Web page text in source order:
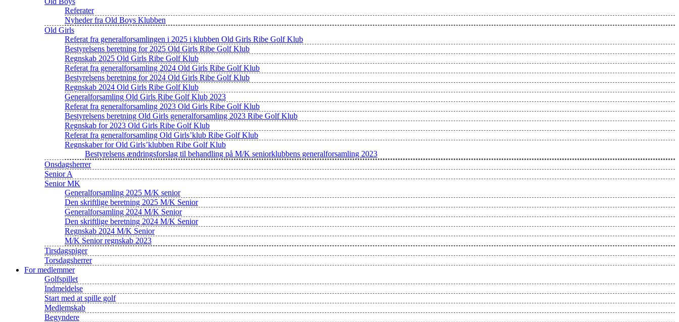
Referater
Nyheder fra Old Boys Klubben
Old Girls
Referat fra generalforsamlingen i 2025 i klubben Old Girls Ribe Golf Klub
Bestyrelsens beretning for 2025 Old Girls Ribe Golf Klub
Regnskab 2025 Old Girls Ribe Golf Klub
Referat fra generalforsamling 2024 Old Girls Ribe Golf Klub
Bestyrelsens beretning for 2024 Old Girls Ribe Golf Klub
Regnskab 2024 Old Girls Ribe Golf Klub
Generalforsamling Old Girls Ribe Golf Klub 2023
Referat fra generalforsamling 2023 Old Girls Ribe Golf Klub
Bestyrelsens beretning Old Girls generalforsamling 2023 Ribe Golf Klub
Regnskab for 2023 Old Girls Ribe Golf Klub
Referat fra generalforsamling Old Girls’klub Ribe Golf Klub
Regnskaber for Old Girls’klubben Ribe Golf Klub
Bestyrelsens ændringsforslag til behandling på M/K seniorklubbens generalforsamling 2023
Onsdagsherrer
Senior A
Senior MK
Generalforsamling 2025 M/K senior
Den skriftlige beretning 2025 M/K Senior
Generalforsamling 2024 M/K Senior
Den skriftlige beretning 2024 M/K Senior
Regnskab 2024 M/K Senior
M/K Senior regnskab 2023
Tirsdagspiger
Torsdagsherrer
For medlemmer
Golfspillet
Indmeldelse
Start med at spille golf
Medlemskab
Begyndere